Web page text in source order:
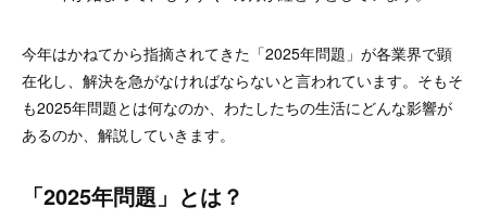
今年はかねてから指摘されてきた「2025年問題」が各業界で顕
在化し、解決を急がなければならないと言われています。そもそ
も2025年問題とは何なのか、わたしたちの生活にどんな影響が
あるのか、解説していきます。
「2025年問題」とは？